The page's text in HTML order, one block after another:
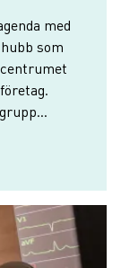
med
som